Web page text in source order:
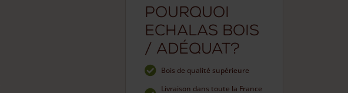
Pourquoi
Echalas bois
/ Adéquat?
Bois de qualité supérieure
Livraison dans toute la France